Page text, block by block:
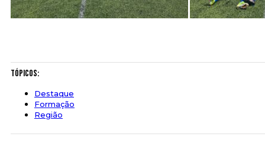
Tópicos:
Destaque
Formação
Região